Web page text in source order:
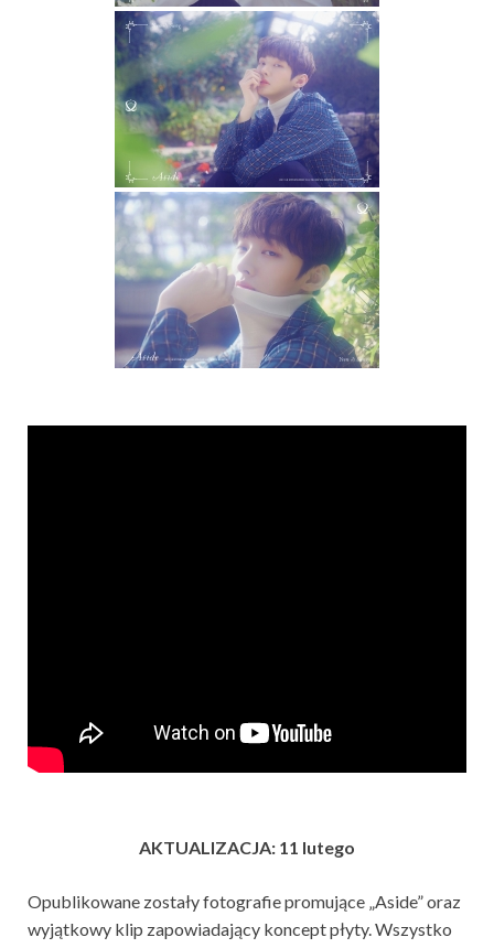
AKTUALIZACJA: 11 lutego
Opublikowane zostały fotografie promujące „Aside” oraz
wyjątkowy klip zapowiadający koncept płyty. Wszystko